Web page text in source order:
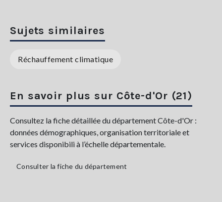
Sujets similaires
Réchauffement climatique
En savoir plus sur Côte-d'Or (21)
Consultez la fiche détaillée du département Côte-d'Or :
données démographiques, organisation territoriale et
services disponibili à l’échelle départementale.
Consulter la fiche du département